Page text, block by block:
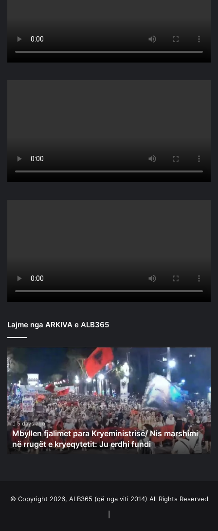
Lajme nga ARKIVA e ALB365
Mbyllen
fjalimet
para
Kryeministrisë/
Nis
marshimi
në
rrugët
kryeqytetit:
5 days ago
Mbyllen fjalimet para Kryeministrisë/ Nis marshimi
në rrugët e kryeqytetit: Ju erdhi fundi
© Copyright 2026, ALB365 (që nga viti 2014) All Rights Reserved